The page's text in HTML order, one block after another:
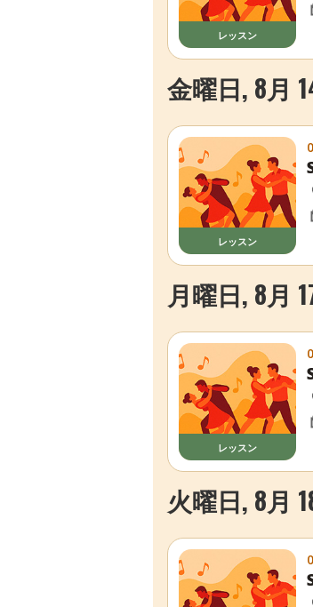
レッスン
金曜日, 8月
レッスン
月曜日, 8月
レッスン
火曜日, 8月